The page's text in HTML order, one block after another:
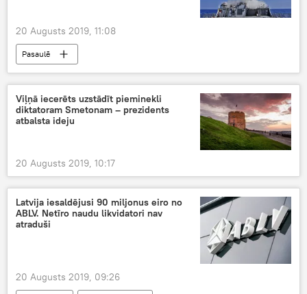
20 Augusts 2019, 11:08
Pasaulē
Viļņā iecerēts uzstādīt pieminekli
diktatoram Smetonam – prezidents
atbalsta ideju
20 Augusts 2019, 10:17
Latvija iesaldējusi 90 miljonus eiro no
ABLV. Netīro naudu likvidatori nav
atraduši
20 Augusts 2019, 09:26